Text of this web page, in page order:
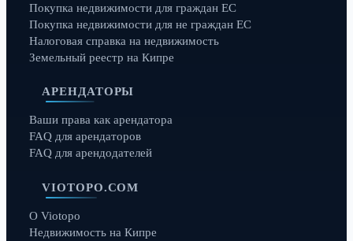
Покупка недвижимости для граждан ЕС
Покупка недвижимости для не граждан ЕС
Налоговая справка на недвижимость
Земельный реестр на Кипре
АРЕНДАТОРЫ
Ваши права как арендатора
FAQ для арендаторов
FAQ для арендодателей
VIOTOPO.COM
О Viotopo
Недвижимость на Кипре